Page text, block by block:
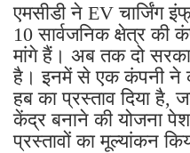
एमसीडी ने EV चार्जिंग
10 सार्वजनिक क्षेत्र की
मांगे हैं। अब तक दो
है। इनमें से एक कंपनी ने
हब का प्रस्ताव दिया है,
केंद्र बनाने की योजना
प्रस्तावों का मूल्यांकन